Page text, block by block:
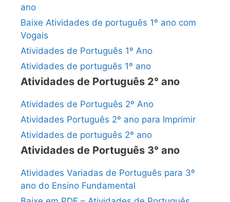
ano
Baixe Atividades de português 1º ano com
Vogais
Atividades de Português 1º Ano
Atividades de português 1º ano
Atividades de Português 2° ano
Atividades de Português 2º Ano
Atividades Português 2º ano para Imprimir
Atividades de português 2º ano
Atividades de Português 3° ano
Atividades Variadas de Português para 3º
ano do Ensino Fundamental